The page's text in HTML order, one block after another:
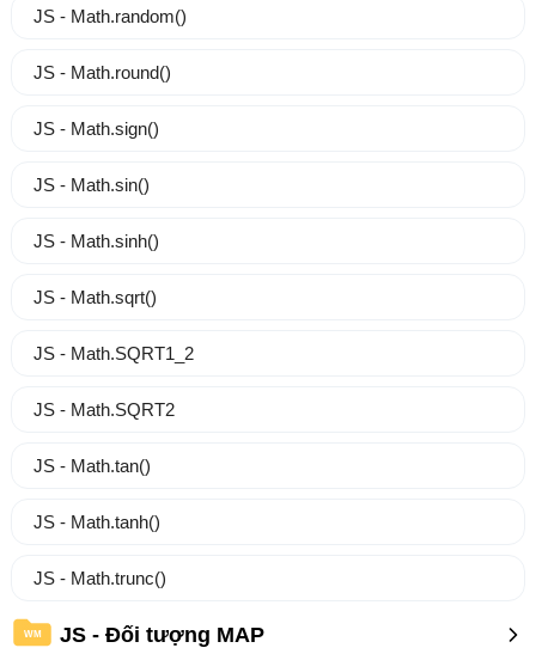
JS - Math.random()
JS - Math.round()
JS - Math.sign()
JS - Math.sin()
JS - Math.sinh()
JS - Math.sqrt()
JS - Math.SQRT1_2
JS - Math.SQRT2
JS - Math.tan()
JS - Math.tanh()
JS - Math.trunc()
WM JS - Đối tượng MAP